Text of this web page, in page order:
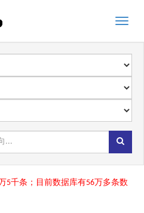
Toggle
5千条；目前数据库有56万多条数